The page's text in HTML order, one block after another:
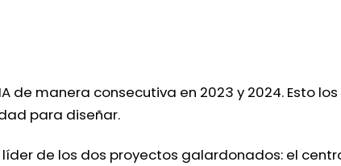
de manera consecutiva en 2023 y 2024. Esto
para diseñar.
de los dos proyectos galardonados: el